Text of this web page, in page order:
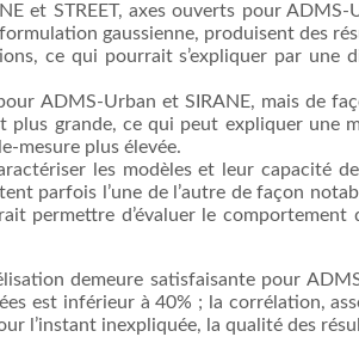
et STREET, axes ouverts pour
gaussienne, produisent des
ce qui pourrait s’expliquer par une
ADMS-Urban et SIRANE, mais de
grande, ce qui peut expliquer une
mesure plus élevée.
les modèles et leur capacité
parfois l’une de l’autre de façon
permettre d’évaluer le comportement
demeure satisfaisante pour
est inférieur à 40% ; la corrélation,
l’instant inexpliquée, la qualité des